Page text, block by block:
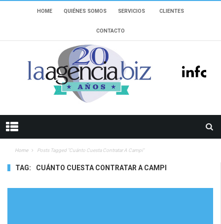
HOME QUIÉNES SOMOS SERVICIOS CLIENTES
CONTACTO
Home Posts Tagged "cuánto Cuesta Contratar A Campi"
TAG: CUÁNTO CUESTA CONTRATAR A CAMPI